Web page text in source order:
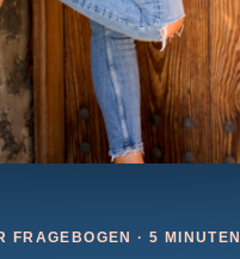
FRAGEBOGEN · 5 MINUTEN